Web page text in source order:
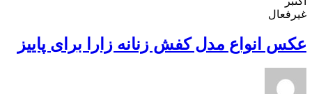
غیرفعال
عکس انواع مدل کفش زنانه زارا برای پاییز